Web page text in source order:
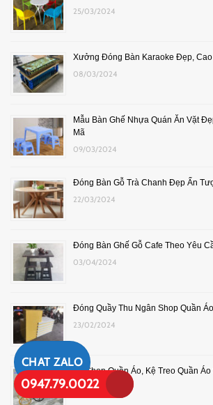
CHAT ZALO
0947.79.0022
25/03/2024
Xưởng Đóng Bàn Karaoke Đẹp, Cao
08/03/2024
Mẫu Bàn Ghế Nhựa Quán Ăn Vặt
Mã
09/03/2024
Đóng Bàn Gỗ Trà Chanh Đẹp Ấn
22/03/2024
Đóng Bàn Ghế Gỗ Cafe Theo Yêu
03/04/2024
Đóng Quầy Thu Ngân Shop Quần
23/02/2024
Kệ Shop Quần Áo, Kệ Treo Quần
27/02/2024